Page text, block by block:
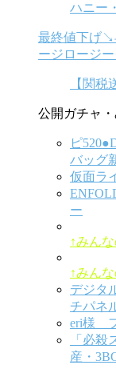
ハニー
最終値下げ↘️
ージロージー
【関税
公開ガチャ
ピ
バッグ
仮面ラ
ー
↑みん
↑みん
デジタ
チパネ
eri様
「必
産・